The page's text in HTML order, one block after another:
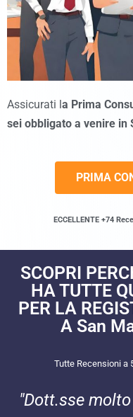
Assicurati la Prima
sei obbligato a venire in
PRIMA
ECCELLENTE +74
SCOPRI
HA TUTTE
PER LA
A San
Tutte Recensioni a
"Dott.sse